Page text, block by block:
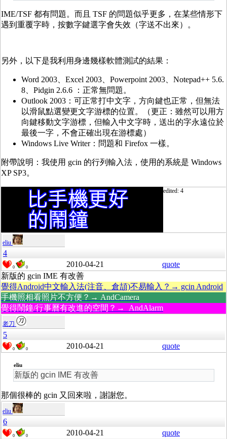
IME/TSF 都有問題。而且 TSF 的問題似乎更多，在某些情形下
遇到重覆字時，按數字鍵選字會失效（字送不出來）。
另外，以下是我利用身邊幾樣軟體測試的結果：
Word 2003、Excel 2003、Powerpoint 2003、Notepad++ 5.6.
8、Pidgin 2.6.6 ：正常無問題。
Outlook 2003：可正常打中文字，方向鍵也正常，但無法
以滑鼠點選變更文字游標的位置。（更正：雖然可以用方
向鍵移動文字游標，但輸入中文字時，送出的字永遠位於
最後一字，不會正確出現在游標處）
Windows Live Writer：問題和 Firefox 一樣。
附帶說明：我使用 gcin 的行列輸入法，使用的系統是 Windows
XP SP3。
edited: 4
eliu
4
0 0 2010-04-21
quote
新版的 gcin IME 有改善
覺得Android中文輸入法(注音、倉頡)不易輸入？→ gcin Android
手機照相看照片不方便？→ AndCamera
覺得鬧鐘/行事曆有改進的空間？→ AndAlarm
老刀
5
0 0 2010-04-21 quote
eliu
新版的 gcin IME 有改善
那個很棒的 gcin 又回來啦，謝謝您。
eliu
6
0 0 2010-04-21
quote